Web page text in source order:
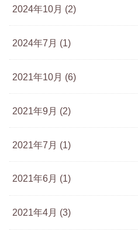
2024年10月 (2)
2024年7月 (1)
2021年10月 (6)
2021年9月 (2)
2021年7月 (1)
2021年6月 (1)
2021年4月 (3)